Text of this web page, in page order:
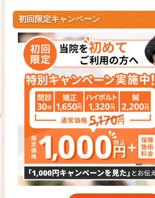
初回限定キャンペーン